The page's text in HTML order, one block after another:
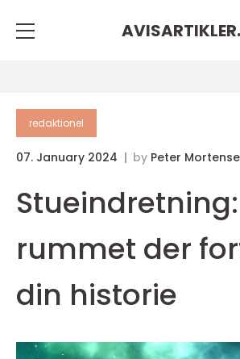
AVISARTIKLER.
redaktionel
07. January 2024 by Peter
rummet der
din historie